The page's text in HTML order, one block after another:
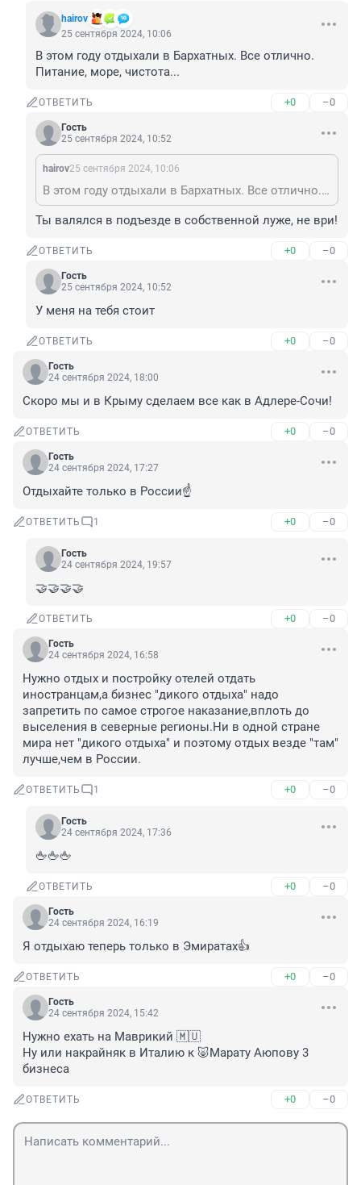
hairov
25 сентября 2024, 10:06
В этом году отдыхали в Бархатных. Все отлично.
Питание, море, чистота...
ОТВЕТИТЬ +0 –0
Гость
25 сентября 2024, 10:52
hairov25 сентября 2024, 10:06
В этом году отдыхали в Бархатных. Все отлично. Питание, море, чистота...
Ты валялся в подъезде в собственной луже, не ври!
ОТВЕТИТЬ +0 –0
Гость
25 сентября 2024, 10:52
У меня на тебя стоит
ОТВЕТИТЬ +0 –0
Гость
24 сентября 2024, 18:00
Скоро мы и в Крыму сделаем все как в Адлере-Сочи!
ОТВЕТИТЬ +0 –0
Гость
24 сентября 2024, 17:27
Отдыхайте только в России☝️
ОТВЕТИТЬ 1 +0 –0
Гость
24 сентября 2024, 19:57
🤝🤝🤝🤝
ОТВЕТИТЬ +0 –0
Гость
24 сентября 2024, 16:58
Нужно отдых и постройку отелей отдать
иностранцам,а бизнес "дикого отдыха" надо
запретить по самое строгое наказание,вплоть до
выселения в северные регионы.Ни в одной стране
мира нет "дикого отдыха" и поэтому отдых везде "там"
лучше,чем в России.
ОТВЕТИТЬ 1 +0 –0
Гость
24 сентября 2024, 17:36
🖕🖕🖕
ОТВЕТИТЬ +0 –0
Гость
24 сентября 2024, 16:19
Я отдыхаю теперь только в Эмиратах👍
ОТВЕТИТЬ +0 –0
Гость
24 сентября 2024, 15:42
Нужно ехать на Маврикий 🇲🇺
Ну или накрайняк в Италию к 🐷Марату Аюпову 3
бизнеса
ОТВЕТИТЬ +0 –0